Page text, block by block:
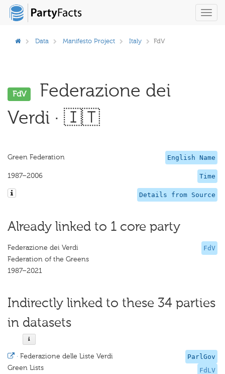
Data Manifesto Project Italy FdV
FdV
Federazione dei
Verdi · 🇮🇹
English Name
Green Federation
Time
1987–2006
Details from Source
Already linked to 1 core party
FdV
Federazione dei Verdi
Federation of the Greens
1987–2021
Indirectly linked to these 34 parties
in datasets
ParlGov
FdLV
· Federazione delle Liste Verdi
Green Lists